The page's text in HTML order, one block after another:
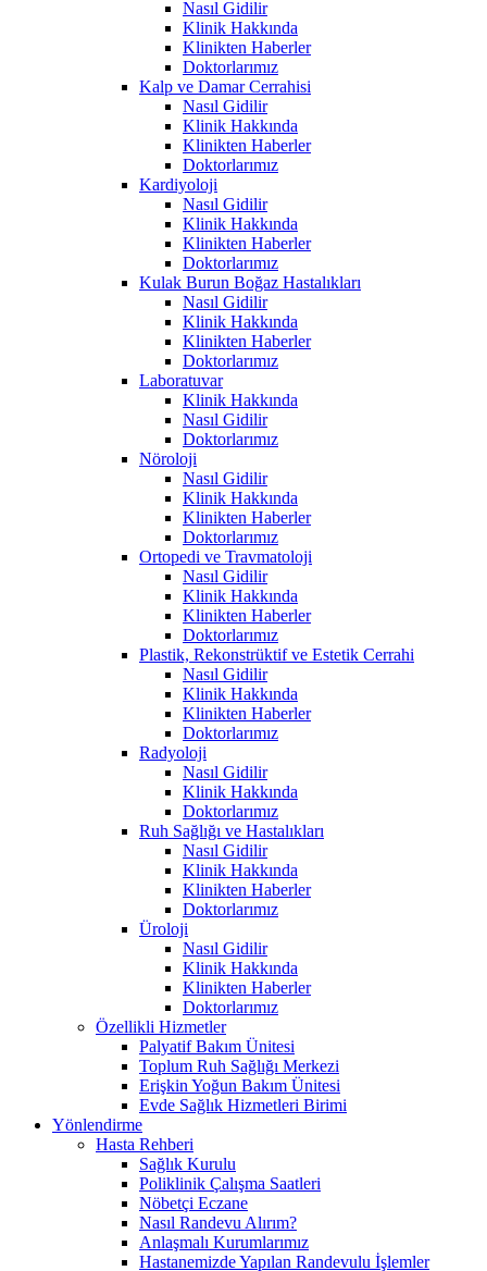
Nasıl Gidilir
Klinik Hakkında
Klinikten Haberler
Doktorlarımız
Kalp ve Damar Cerrahisi
Nasıl Gidilir
Klinik Hakkında
Klinikten Haberler
Doktorlarımız
Kardiyoloji
Nasıl Gidilir
Klinik Hakkında
Klinikten Haberler
Doktorlarımız
Kulak Burun Boğaz Hastalıkları
Nasıl Gidilir
Klinik Hakkında
Klinikten Haberler
Doktorlarımız
Laboratuvar
Klinik Hakkında
Nasıl Gidilir
Doktorlarımız
Nöroloji
Nasıl Gidilir
Klinik Hakkında
Klinikten Haberler
Doktorlarımız
Ortopedi ve Travmatoloji
Nasıl Gidilir
Klinik Hakkında
Klinikten Haberler
Doktorlarımız
Plastik, Rekonstrüktif ve Estetik Cerrahi
Nasıl Gidilir
Klinik Hakkında
Klinikten Haberler
Doktorlarımız
Radyoloji
Nasıl Gidilir
Klinik Hakkında
Doktorlarımız
Ruh Sağlığı ve Hastalıkları
Nasıl Gidilir
Klinik Hakkında
Klinikten Haberler
Doktorlarımız
Üroloji
Nasıl Gidilir
Klinik Hakkında
Klinikten Haberler
Doktorlarımız
Özellikli Hizmetler
Palyatif Bakım Ünitesi
Toplum Ruh Sağlığı Merkezi
Erişkin Yoğun Bakım Ünitesi
Evde Sağlık Hizmetleri Birimi
Yönlendirme
Hasta Rehberi
Sağlık Kurulu
Poliklinik Çalışma Saatleri
Nöbetçi Eczane
Nasıl Randevu Alırım?
Anlaşmalı Kurumlarımız
Hastanemizde Yapılan Randevulu İşlemler